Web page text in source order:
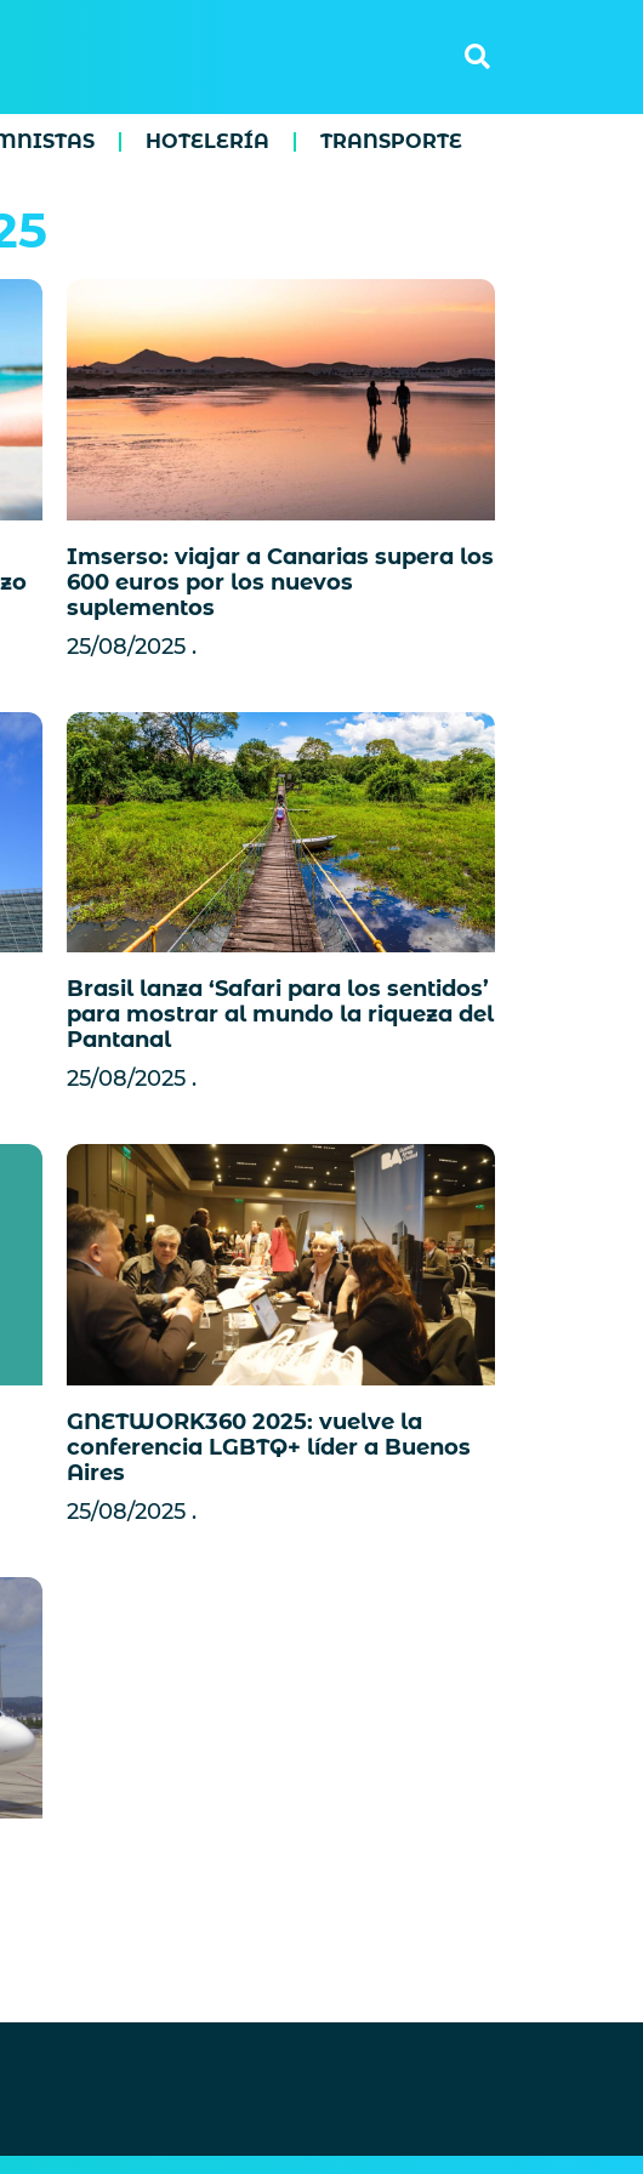
HOTELERÍA TRANSPORTE
Imserso: viajar a Canarias supera los
600 euros por los nuevos
suplementos
25/08/2025
Brasil lanza ‘Safari para los sentidos’
para mostrar al mundo la riqueza del
Pantanal
25/08/2025
GNETWORK360 2025: vuelve la
conferencia LGBTQ+ líder a Buenos
Aires
25/08/2025